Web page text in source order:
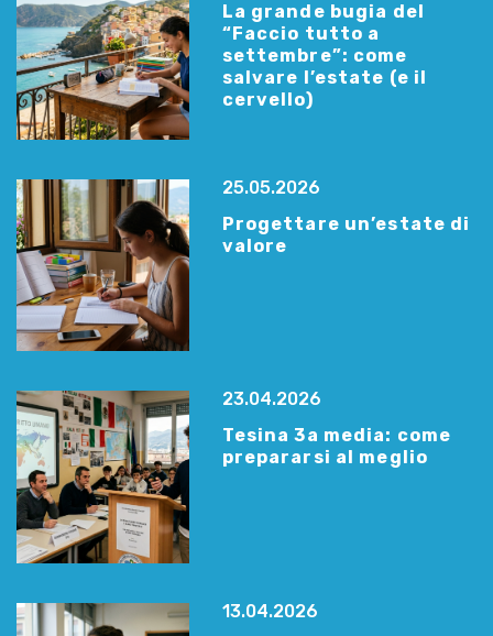
La grande bugia del
“Faccio tutto a
settembre”: come
salvare l’estate (e il
cervello)
25.05.2026
Progettare un’estate di
valore
23.04.2026
Tesina 3a media: come
prepararsi al meglio
13.04.2026